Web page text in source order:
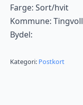
Farge: Sort/hvit
Kommune: Tingvoll
Bydel:
Kategori: Postkort